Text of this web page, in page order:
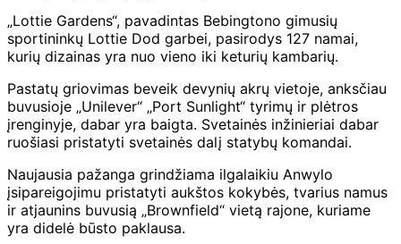
„Lottie Gardens“, pavadintas Bebingtono gimusių
sportininkų Lottie Dod garbei, pasirodys 127 namai,
kurių dizainas yra nuo vieno iki keturių kambarių.
Pastatų griovimas beveik devynių akrų vietoje, anksčiau
buvusioje „Unilever“ „Port Sunlight“ tyrimų ir plėtros
įrenginyje, dabar yra baigta. Svetainės inžinieriai dabar
ruošiasi pristatyti svetainės dalį statybų komandai.
Naujausia pažanga grindžiama ilgalaikiu Anwylo
įsipareigojimu pristatyti aukštos kokybės, tvarius namus
ir atjaunins buvusią „Brownfield“ vietą rajone, kuriame
yra didelė būsto paklausa.